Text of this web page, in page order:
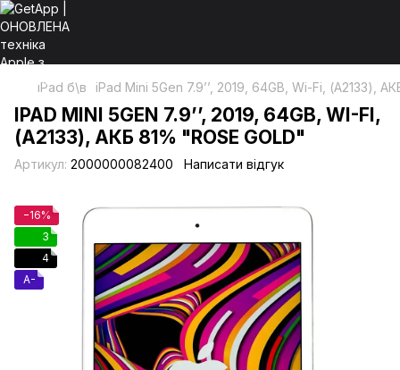
iPad б\в iPad Mini 5Gen 7.9’’, 2019, 64GB, Wi-Fi, (А2133),
IPAD MINI 5GEN 7.9’’, 2019, 64GB, WI-FI,
(А2133), АКБ 81% "ROSE GOLD"
Артикул: 2000000082400 Написати відгук
−16%
3
4
A-